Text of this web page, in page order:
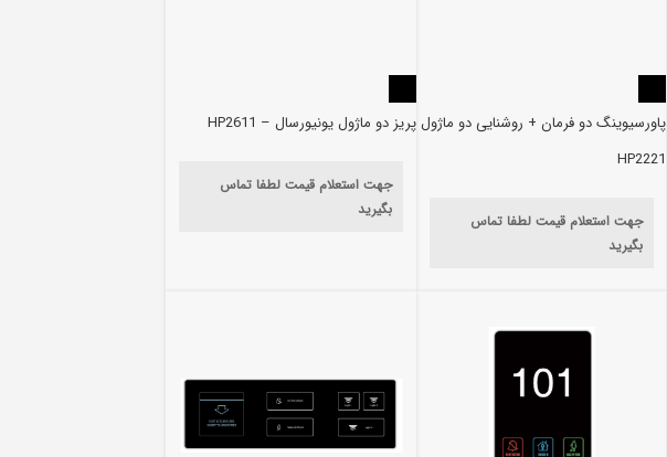
پاورسیوینگ دو فرمان + روشنایی دو ماژول
HP2221
جهت استعلام قیمت لطفا تماس
بگیرید
پریز دو ماژول یونیورسال – HP2611
جهت استعلام قیمت لطفا تماس
بگیرید